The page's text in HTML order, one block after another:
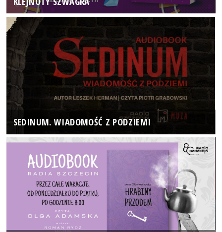
SEDINUM. WIADOMOŚĆ Z PODZIEMI